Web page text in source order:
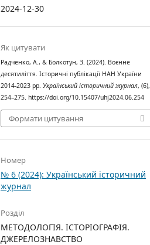
2024-12-30
Як цитувати
Радченко, А., & Болкотун, З. (2024). Воєнне
десятиліття. Історичні публікації НАН України
2014-2023 рр.Український історичний журнал, (6),
254–275. https://doi.org/10.15407/uhj2024.06.254
Формати цитування
Номер
№ 6 (2024): Український історичний
журнал
Розділ
МЕТОДОЛОГІЯ. ІСТОРІОГРАФІЯ.
ДЖЕРЕЛОЗНАВСТВО